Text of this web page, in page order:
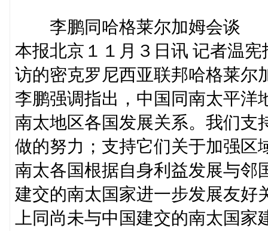
李鹏同哈格莱尔加姆会谈
本报北京１１月３日讯 记者温
访的密克罗尼西亚联邦哈格莱尔
李鹏强调指出，中国同南太平洋
南太地区各国发展关系。我们支
做的努力；支持它们关于加强区
南太各国根据自身利益发展与邻
建交的南太国家进一步发展友好
上同尚未与中国建交的南太国